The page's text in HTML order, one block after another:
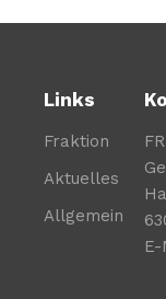
Links
Fraktion
Aktuelles
Allgemein